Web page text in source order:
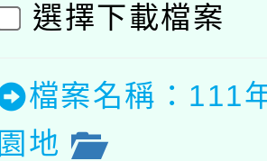
選擇下載檔案
檔案名稱：111
園地